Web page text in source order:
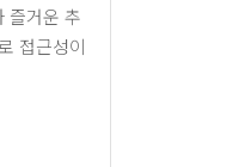
즐거운 추
접근성이